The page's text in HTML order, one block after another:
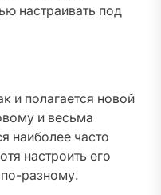
настраивать под
и полагается новой
и весьма
наиболее часто
настроить его
разному.